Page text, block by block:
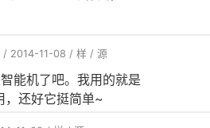
大 可能失败)
">
文件)
/ 2014-11-08 / 样 / 源
能机了吧。我用的就是
还好它挺简单~